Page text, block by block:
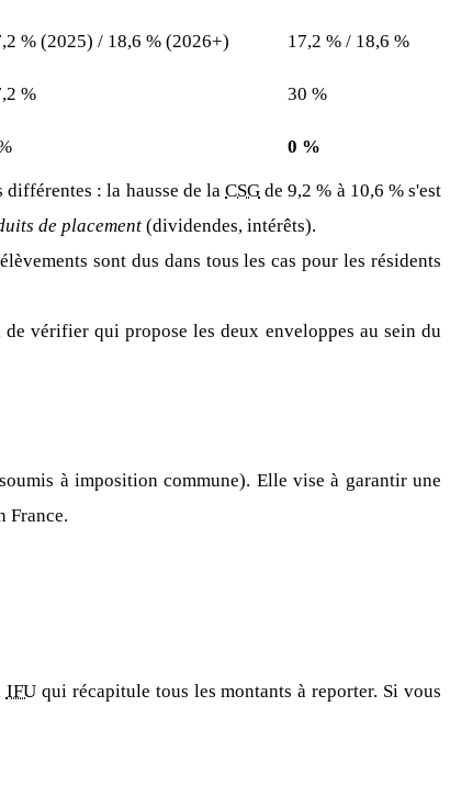
% (2025) / 18,6 % (2026+) 17,2 % / 18,6 %
% 30 %
0 %
différentes : la hausse de laCSG de 9,2 % à 10,6 % s'est
de placement (dividendes, intérêts).
sont dus dans tous les cas pour les résidents
de vérifier qui propose les deux enveloppes au sein du
à imposition commune). Elle vise à garantir une
France.
IFUqui récapitule tous les montants à reporter. Si vous